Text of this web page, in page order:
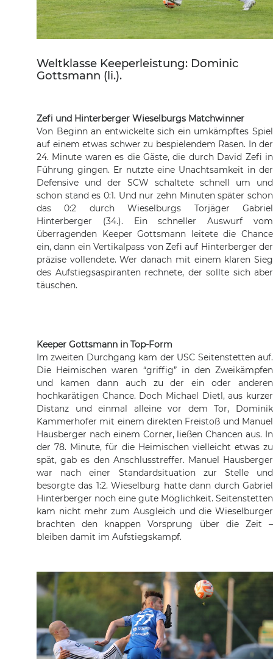
Weltklasse Keeperleistung: Dominic
Gottsmann (li.).
Zefi und Hinterberger Wieselburgs Matchwinner
Von Beginn an entwickelte sich ein umkämpftes Spiel
auf einem etwas schwer zu bespielendem Rasen. In der
24. Minute waren es die Gäste, die durch David Zefi in
Führung gingen. Er nutzte eine Unachtsamkeit in der
Defensive und der SCW schaltete schnell um und
schon stand es 0:1. Und nur zehn Minuten später schon
das 0:2 durch Wieselburgs Torjäger Gabriel
Hinterberger (34.). Ein schneller Auswurf vom
überragenden Keeper Gottsmann leitete die Chance
ein, dann ein Vertikalpass von Zefi auf Hinterberger der
präzise vollendete. Wer danach mit einem klaren Sieg
des Aufstiegsaspiranten rechnete, der sollte sich aber
täuschen.
Keeper Gottsmann in Top-Form
Im zweiten Durchgang kam der USC Seitenstetten auf.
Die Heimischen waren “griffig” in den Zweikämpfen
und kamen dann auch zu der ein oder anderen
hochkarätigen Chance. Doch Michael Dietl, aus kurzer
Distanz und einmal alleine vor dem Tor, Dominik
Kammerhofer mit einem direkten Freistoß und Manuel
Hausberger nach einem Corner, ließen Chancen aus. In
der 78. Minute, für die Heimischen vielleicht etwas zu
spät, gab es den Anschlusstreffer. Manuel Hausberger
war nach einer Standardsituation zur Stelle und
besorgte das 1:2. Wieselburg hatte dann durch Gabriel
Hinterberger noch eine gute Möglichkeit. Seitenstetten
kam nicht mehr zum Ausgleich und die Wieselburger
brachten den knappen Vorsprung über die Zeit –
bleiben damit im Aufstiegskampf.